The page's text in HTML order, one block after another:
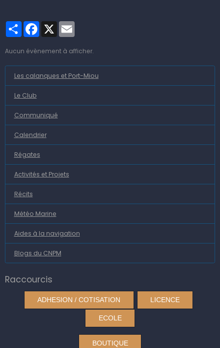
PartagerFacebook
X
Aucun évènement à afficher.
Les calanques et Port-Miou
Le Club
Communiqué
Calendrier
Régates
Activités et Projets
Récits
Météo Marine
Aides à la navigation
Blogs du CNPM
Raccourcis
ADHESION / COTISATION LICENCE
ECOLE
BOUTIQUE